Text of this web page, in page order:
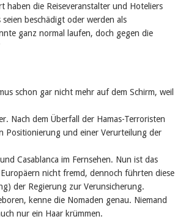
haben die Reiseveranstalter und Hoteliers
beschädigt oder werden als
ganz normal laufen, doch gegen die
schon gar nicht mehr auf dem Schirm, weil
Nach dem Überfall der Hamas-Terroristen
Positionierung und einer Verurteilung der
Casablanca im Fernsehen. Nun ist das
nicht fremd, dennoch führten diese
der Regierung zur Verunsicherung.
kenne die Nomaden genau. Niemand
nur ein Haar krümmen.